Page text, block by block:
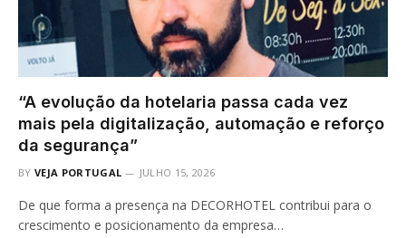
“A evolução da hotelaria passa cada vez
mais pela digitalização, automação e reforço
da segurança”
BY VEJA PORTUGAL JULHO 15, 2026
De que forma a presença na DECORHOTEL contribui para o
crescimento e posicionamento da empresa…